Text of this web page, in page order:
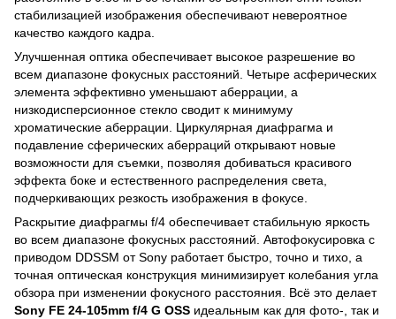
стабилизацией изображения обеспечивают невероятное
качество каждого кадра.
Улучшенная оптика обеспечивает высокое разрешение во
всем диапазоне фокусных расстояний. Четыре асферических
элемента эффективно уменьшают аберрации, а
низкодисперсионное стекло сводит к минимуму
хроматические аберрации. Циркулярная диафрагма и
подавление сферических аберраций открывают новые
возможности для съемки, позволяя добиваться красивого
эффекта боке и естественного распределения света,
подчеркивающих резкость изображения в фокусе.
Раскрытие диафрагмы f/4 обеспечивает стабильную яркость
во всем диапазоне фокусных расстояний. Автофокусировка с
приводом DDSSM от Sony работает быстро, точно и тихо, а
точная оптическая конструкция минимизирует колебания угла
обзора при изменении фокусного расстояния. Всё это делает
Sony FE 24-105mm f/4 G OSS идеальным как для фото-, так и